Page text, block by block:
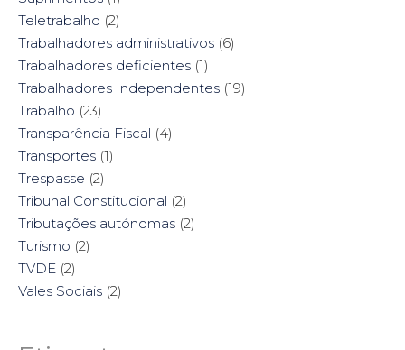
Teletrabalho (2)
Trabalhadores administrativos (6)
Trabalhadores deficientes (1)
Trabalhadores Independentes (19)
Trabalho (23)
Transparência Fiscal (4)
Transportes (1)
Trespasse (2)
Tribunal Constitucional (2)
Tributações autónomas (2)
Turismo (2)
TVDE (2)
Vales Sociais (2)